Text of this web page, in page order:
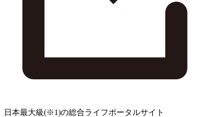
日本最大級(※1)の総合ライフポータルサイト